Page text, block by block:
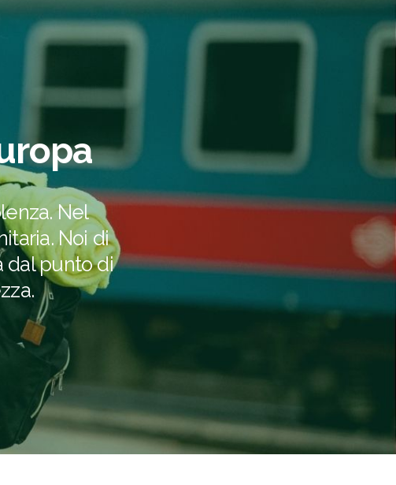
Nel
Noi di
dal punto di